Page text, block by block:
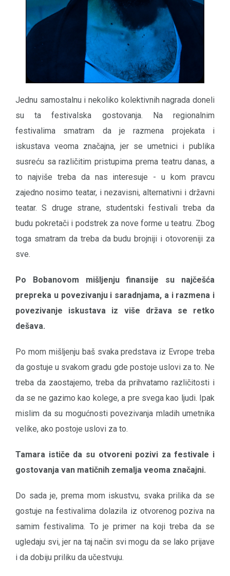
Jednu samostalnu i nekoliko kolektivnih nagrada doneli
su ta festivalska gostovanja. Na regionalnim
festivalima smatram da je razmena projekata i
iskustava veoma značajna, jer se umetnici i publika
susreću sa različitim pristupima prema teatru danas, a
to najviše treba da nas interesuje - u kom pravcu
zajedno nosimo teatar, i nezavisni, alternativni i državni
teatar. S druge strane, studentski festivali treba da
budu pokretači i podstrek za nove forme u teatru. Zbog
toga smatram da treba da budu brojniji i otovoreniji za
sve.
Po Bobanovom mišljenju finansije su najčešća
prepreka u povezivanju i saradnjama, a i razmena i
povezivanje iskustava iz više država se retko
dešava.
Po mom mišljenju baš svaka predstava iz Evrope treba
da gostuje u svakom gradu gde postoje uslovi za to. Ne
treba da zaostajemo, treba da prihvatamo različitosti i
da se ne gazimo kao kolege, a pre svega kao ljudi. Ipak
mislim da su mogućnosti povezivanja mladih umetnika
velike, ako postoje uslovi za to.
Tamara ističe da su otvoreni pozivi za festivale i
gostovanja van matičnih zemalja veoma značajni.
Do sada je, prema mom iskustvu, svaka prilika da se
gostuje na festivalima dolazila iz otvorenog poziva na
samim festivalima. To je primer na koji treba da se
ugledaju svi, jer na taj način svi mogu da se lako prijave
i da dobiju priliku da učestvuju.